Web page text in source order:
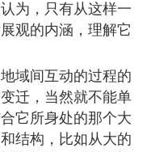
为，只有从这样一
观的内涵，理解它
域间互动的过程的
迁，当然就不能单
它所身处的那个大
结构，比如从大的